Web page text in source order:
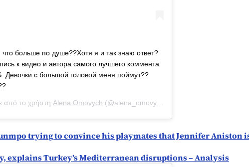
больше по душе??Хотя я и так знаю ответ?
к видео и автора самого лучшего коммента
Девочки с большой головой меня поймут??
από το χρήστη Alena Omovych (@alena_omovych) στις
trying to convince his playmates that Jennifer Aniston
explains Turkey’s Mediterranean disruptions – Analysis